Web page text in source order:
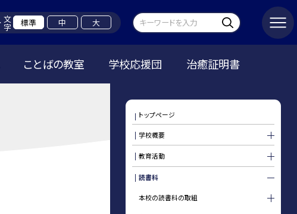
文字 標準 中 大
ことばの教室 学校応援団 治癒証明書
トップページ
学校概要
教育活動
読書科
本校の読書科の取組